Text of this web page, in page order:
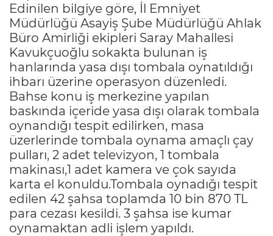
Edinilen bilgiye göre, İl Emniyet
Müdürlüğü Asayiş Şube Müdürlüğü Ahlak
Büro Amirliği ekipleri Saray Mahallesi
Kavukçuoğlu sokakta bulunan iş
hanlarında yasa dışı tombala oynatıldığı
ihbarı üzerine operasyon düzenledi.
Bahse konu iş merkezine yapılan
baskında içeride yasa dışı olarak tombala
oynandığı tespit edilirken, masa
üzerlerinde tombala oynama amaçlı çay
pulları, 2 adet televizyon, 1 tombala
makinası,1 adet kamera ve çok sayıda
karta el konuldu.Tombala oynadığı tespit
edilen 42 şahsa toplamda 10 bin 870 TL
para cezası kesildi. 3 şahsa ise kumar
oynamaktan adli işlem yapıldı.